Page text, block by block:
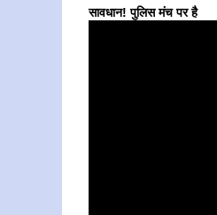
सावधान! पुलिस मंच पर है